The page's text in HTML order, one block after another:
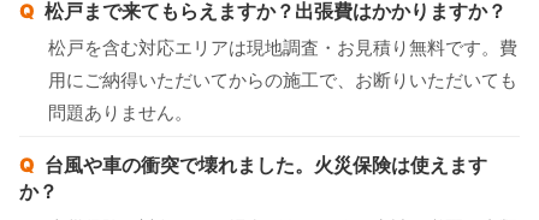
松戸まで来てもらえますか？出張費はかかりますか？
松戸を含む対応エリアは現地調査・お見積り無料です。費
用にご納得いただいてからの施工で、お断りいただいても
問題ありません。
台風や車の衝突で壊れました。火災保険は使えます
か？